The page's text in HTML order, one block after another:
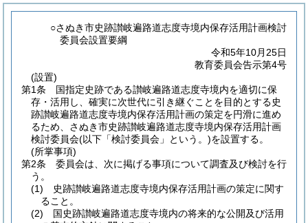
○さぬき市史跡讃岐遍路道志度寺境内保存活用計画検討
委員会設置要綱
令和5年10月25日
教育委員会告示第4号
(設置)
第1条
国指定史跡である讃岐遍路道志度寺境内を適切に保
存・活用し、確実に次世代に引き継ぐことを目的とする史
跡讃岐遍路道志度寺境内保存活用計画の策定を円滑に進め
るため、さぬき市史跡讃岐遍路道志度寺境内保存活用計画
検討委員会(以下「検討委員会」という。)を設置する。
(所掌事項)
第2条
委員会は、次に掲げる事項について調査及び検討を行
う。
(1)
史跡讃岐遍路道志度寺境内保存活用計画の策定に関す
ること。
(2)
国史跡讃岐遍路道志度寺境内の将来的な公開及び活用